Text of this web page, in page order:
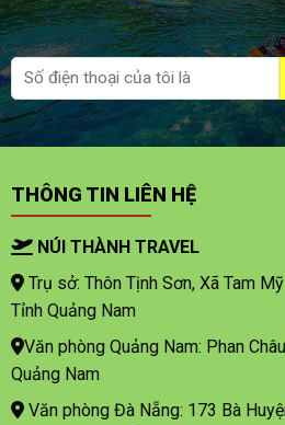
THÔNG TIN LIÊN HỆ
NÚI THÀNH TRAVEL
Trụ sở: Thôn Tịnh Sơn, Xã Tam
Tỉnh Quảng Nam
Văn phòng Quảng Nam: Phan
Quảng Nam
Văn phòng Đà Nẵng: 173 Bà